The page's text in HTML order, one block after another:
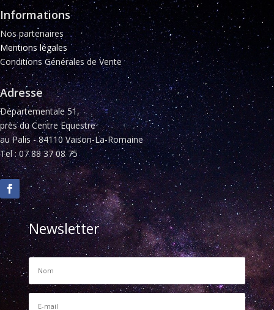
Informations
Nos partenaires
Mentions légales
Conditions Générales de Vente
Adresse
Départementale 51,
près du Centre Equestre
au Palis - 84110 Vaison-La-Romaine
Tel : 07 88 37 08 75
Newsletter